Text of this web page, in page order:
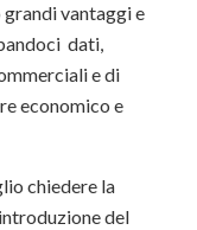
vantaggi e
dati,
e di
economico e
chiedere la
del